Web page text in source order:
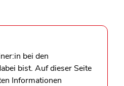
bei den
bist. Auf dieser Seite
Informationen